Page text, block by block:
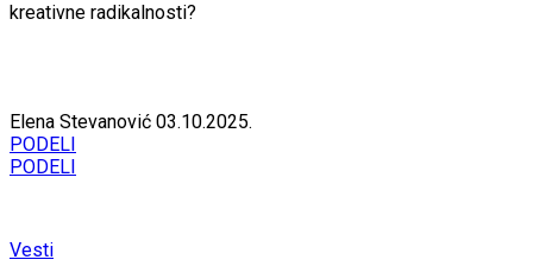
kreativne radikalnosti?
Elena Stevanović 03.10.2025.
PODELI
PODELI
Vesti